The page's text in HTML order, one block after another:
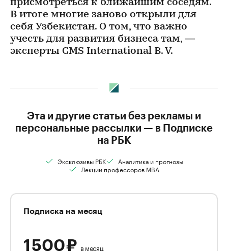
присмотреться к ближайшим соседям.
В итоге многие заново открыли для
себя Узбекистан. О том, что важно
учесть для развития бизнеса там, —
эксперты CMS International B. V.
Эта и другие статьи без рекламы и
персональные рассылки — в Подписке
на РБК
Эксклюзивы РБК
Аналитика и прогнозы
Лекции профессоров MBA
Подписка на месяц
1 500 ₽ в месяц